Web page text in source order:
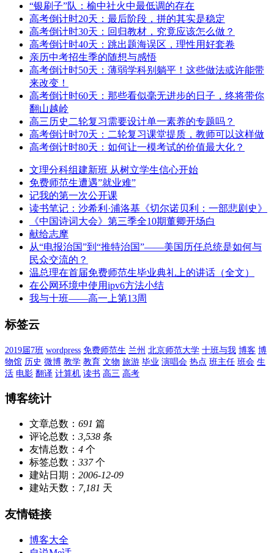
“银刷子”队：榆中社火中最低调的存在
高考倒计时20天：最后阶段，拼的其实是稳定
高考倒计时30天：回归教材，究竟应该怎么做？
高考倒计时40天：跳出题海误区，理性用好套卷
亲历中考招生季的随想与感悟
高考倒计时50天：薄弱学科别躺平！这些做法或许能带
来改变！
高考倒计时60天：那些看似毫无进步的日子，终将带你
翻山越岭
高三历史二轮复习需要设计单一素养的专题吗？
高考倒计时70天：二轮复习课堂提质，教师可以这样做
高考倒计时80天：如何让一模考试的价值最大化？
文理分科组建新班 从树立学生信心开始
免费师范生遭遇”就业难”
记我的第一次公开课
读书笔记：沙希利·浦洛基《切尔诺贝利：一部悲剧史》
《中国诗词大会》第三季全10期董卿开场白
献给志摩
从“电报治国”到“推特治国”——美国历任总统是如何与
民众交流的？
温总理在首届免费师范生毕业典礼上的讲话（全文）
在公网环境中使用ipv6方法小结
我与十班——高一上第13周
标签云
2019届7班 wordpress 免费师范生 兰州 北京师范大学 十班与我 博客 博
物馆 历史 微博 教学 教育 文物 旅游 毕业 演唱会 热点 班主任 班会 生
活 电影 翻译 计算机 读书 高三 高考
博客统计
文章总数： 691 篇
评论总数： 3,538 条
友情总数： 4 个
标签总数： 337个
建站日期： 2006-12-09
建站天数： 7,181 天
友情链接
博客大全